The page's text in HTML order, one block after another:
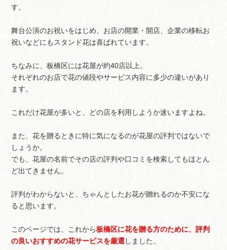
す。
舞台公演のお祝いをはじめ、お店の開業・開店、企業の移転お
祝いなどにもスタンド花は喜ばれています。
ちなみに、板橋区には花屋が約40店以上。
それぞれのお店で花の値段やサービス内容に多少の違いがあり
ます。
これだけ花屋が多いと、どの店を利用しようか迷いますよね。
また、花を贈るときに特に気になるのが花屋の評判ではないで
しょうか。
でも、花屋の名前でその店の評判や口コミを検索してもほとん
ど出てきません。
評判がわからないと、ちゃんとしたお花が贈れるのか不安にな
ると思います。
このページでは、これから板橋区に花を贈る方のために、評判
の良いおすすめの花サービスを厳選しました。